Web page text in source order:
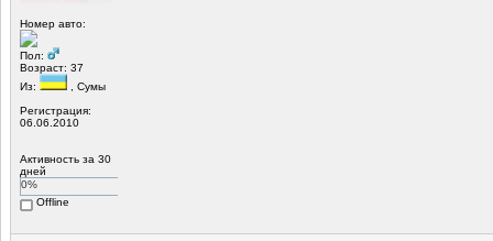
Номер авто:
Пол:
Возраст: 37
Из:
, Сумы
Регистрация:
06.06.2010
Активность за 30
дней
0%
Offline